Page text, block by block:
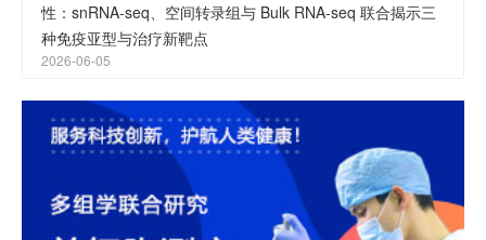
性：snRNA-seq、空间转录组与 Bulk RNA-seq 联合揭示三
种免疫亚型与治疗新靶点
2026-06-05